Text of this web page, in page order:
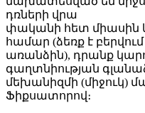
դռների վրա
փականի հետ միասին
համար (ձեռք է բերվում
առանձին), դրանք
գաղտնիության
մեխանիզմի (միջուկ)
Ֆիքսատորով։